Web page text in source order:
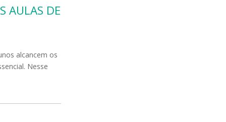
AULAS DE
alcancem os
Nesse